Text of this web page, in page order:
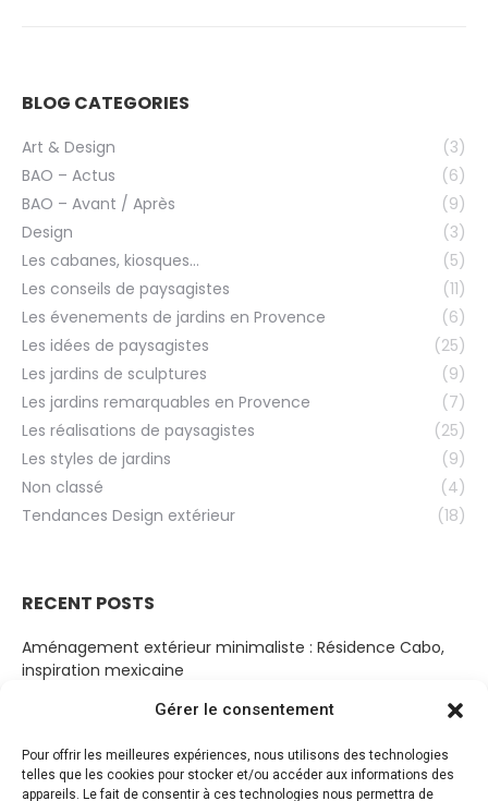
Gérer le consentement
Pour offrir les meilleures expériences, nous utilisons des technologies
telles que les cookies pour stocker et/ou accéder aux informations des
appareils. Le fait de consentir à ces technologies nous permettra de
BLOG CATEGORIES
Art & Design
(3)
BAO – Actus
(6)
BAO – Avant / Après
(9)
Design
(3)
Les cabanes, kiosques…
(5)
Les conseils de paysagistes
(11)
Les évenements de jardins en Provence
(6)
Les idées de paysagistes
(25)
Les jardins de sculptures
(9)
Les jardins remarquables en Provence
(7)
Les réalisations de paysagistes
(25)
Les styles de jardins
(9)
Non classé
(4)
Tendances Design extérieur
(18)
RECENT POSTS
Aménagement extérieur minimaliste : Résidence Cabo,
inspiration mexicaine
14 mars 2023